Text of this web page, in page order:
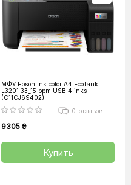
МФУ Epson ink color A4 EcoTank
L3201 33_15 ppm USB 4 inks
(C11CJ69402)
0 отзывов
9305 ₴
Купить